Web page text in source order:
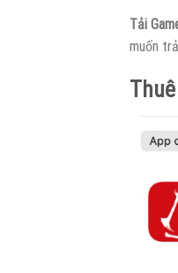
Tải
muốn